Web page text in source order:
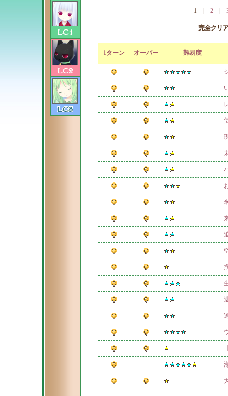
1 2|
完全クリ
1ターン オーバー 難易度